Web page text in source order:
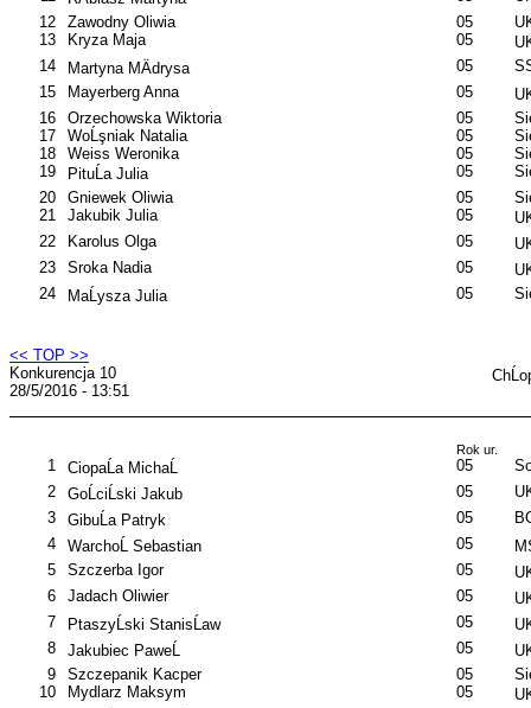
12
Zawodny Oliwia 05
13
Kryza Maja 05
14
Martyna MÄdrysa 05
15
Mayerberg Anna 05
16
Orzechowska Wiktoria 05
17
WoĹşniak Natalia 05
18
Weiss Weronika 05
19
PituĹa Julia 05
20
Gniewek Oliwia 05
21
Jakubik Julia 05
22
Karolus Olga 05
23
Sroka Nadia 05
24
MaĹysza Julia 05
<< TOP >>
Konkurencja 10
28/5/2016 - 13:51
Rok ur.
1 CiopaĹa MichaĹ 05
2
GoĹciĹski Jakub 05
3
GibuĹa Patryk 05
4
WarchoĹ Sebastian 05
5
Szczerba Igor 05
6
Jadach Oliwier 05
7
PtaszyĹski StanisĹaw 05
8
Jakubiec PaweĹ 05
9
Szczepanik Kacper 05
10
Mydlarz Maksym 05